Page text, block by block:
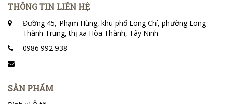
THÔNG TIN LIÊN HỆ
Đường 45, Phạm Hùng, khu phố Long Chí, phường Long
Thành Trung, thị xã Hòa Thành, Tây Ninh
0986 992 938
SẢN PHẨM